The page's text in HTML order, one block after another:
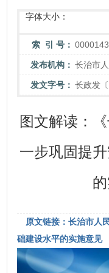
字体大小：
索 引 号：
发布机构： 长治市
发文字号： 长政发
图文解读：
一步巩固提
原文链接：长治市人
础建设水平的实施意见